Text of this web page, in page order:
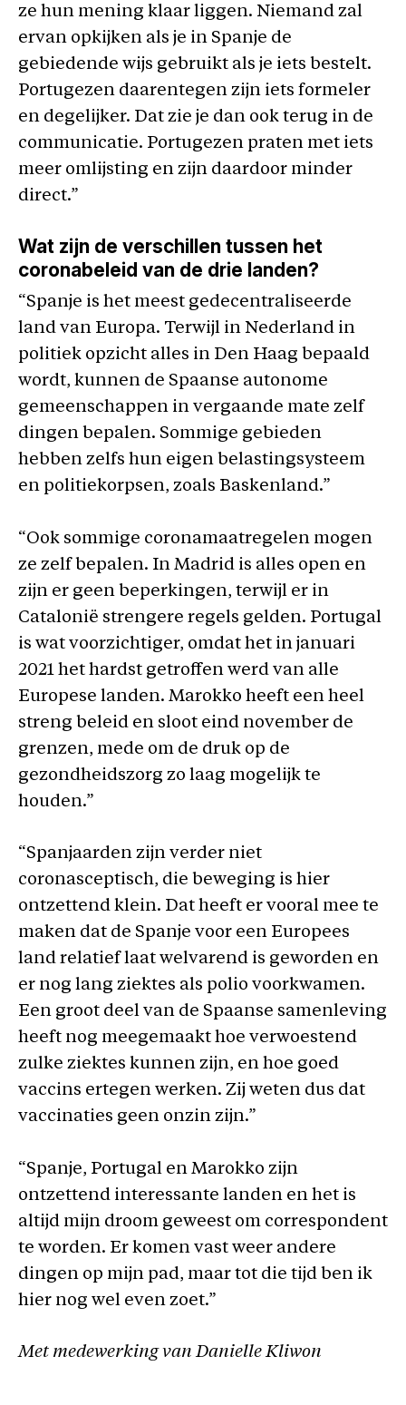
ze hun mening klaar liggen. Niemand zal
ervan opkijken als je in Spanje de
gebiedende wijs gebruikt als je iets bestelt.
Portugezen daarentegen zijn iets formeler
en degelijker. Dat zie je dan ook terug in de
communicatie. Portugezen praten met iets
meer omlijsting en zijn daardoor minder
direct.”
Wat zijn de verschillen tussen het
coronabeleid van de drie landen?
“Spanje is het meest gedecentraliseerde
land van Europa. Terwijl in Nederland in
politiek opzicht alles in Den Haag bepaald
wordt, kunnen de Spaanse autonome
gemeenschappen in vergaande mate zelf
dingen bepalen. Sommige gebieden
hebben zelfs hun eigen belastingsysteem
en politiekorpsen, zoals Baskenland.”
“Ook sommige coronamaatregelen mogen
ze zelf bepalen. In Madrid is alles open en
zijn er geen beperkingen, terwijl er in
Catalonië strengere regels gelden. Portugal
is wat voorzichtiger, omdat het in januari
2021 het hardst getroffen werd van alle
Europese landen. Marokko heeft een heel
streng beleid en sloot eind november de
grenzen, mede om de druk op de
gezondheidszorg zo laag mogelijk te
houden.”
“Spanjaarden zijn verder niet
coronasceptisch, die beweging is hier
ontzettend klein. Dat heeft er vooral mee te
maken dat de Spanje voor een Europees
land relatief laat welvarend is geworden en
er nog lang ziektes als polio voorkwamen.
Een groot deel van de Spaanse samenleving
heeft nog meegemaakt hoe verwoestend
zulke ziektes kunnen zijn, en hoe goed
vaccins ertegen werken. Zij weten dus dat
vaccinaties geen onzin zijn.”
“Spanje, Portugal en Marokko zijn
ontzettend interessante landen en het is
altijd mijn droom geweest om correspondent
te worden. Er komen vast weer andere
dingen op mijn pad, maar tot die tijd ben ik
hier nog wel even zoet.”
Met medewerking van Danielle Kliwon